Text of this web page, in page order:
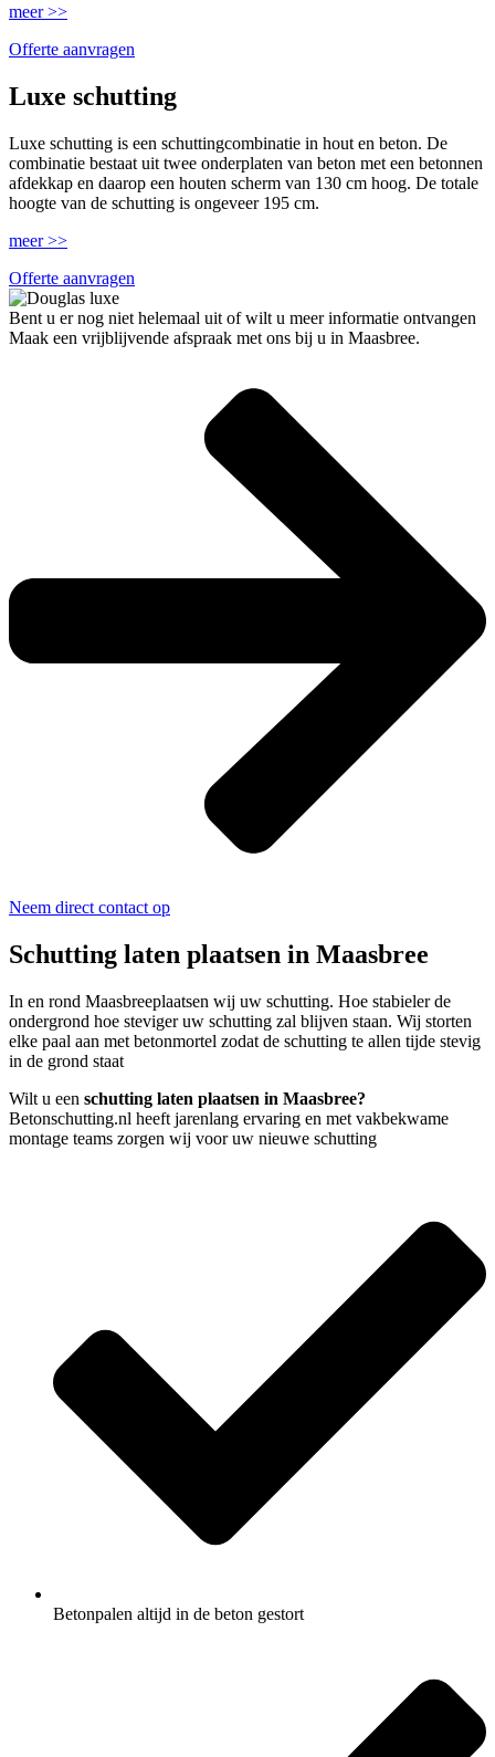
meer >>
Offerte aanvragen
Luxe schutting
Luxe schutting is een schuttingcombinatie in hout en beton. De
combinatie bestaat uit twee onderplaten van beton met een betonnen
afdekkap en daarop een houten scherm van 130 cm hoog. De totale
hoogte van de schutting is ongeveer 195 cm.
meer >>
Offerte aanvragen
Bent u er nog niet helemaal uit of wilt u meer informatie ontvangen
Maak een vrijblijvende afspraak met ons bij u in Maasbree.
Neem direct contact op
Schutting laten plaatsen in Maasbree
In en rond Maasbreeplaatsen wij uw schutting. Hoe stabieler de
ondergrond hoe steviger uw schutting zal blijven staan. Wij storten
elke paal aan met betonmortel zodat de schutting te allen tijde stevig
in de grond staat
Wilt u een schutting laten plaatsen in Maasbree?
Betonschutting.nl heeft jarenlang ervaring en met vakbekwame
montage teams zorgen wij voor uw nieuwe schutting
Betonpalen altijd in de beton gestort